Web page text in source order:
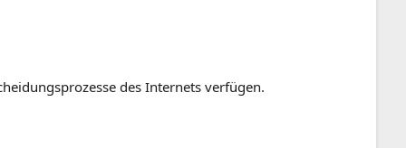
des Internets verfügen.